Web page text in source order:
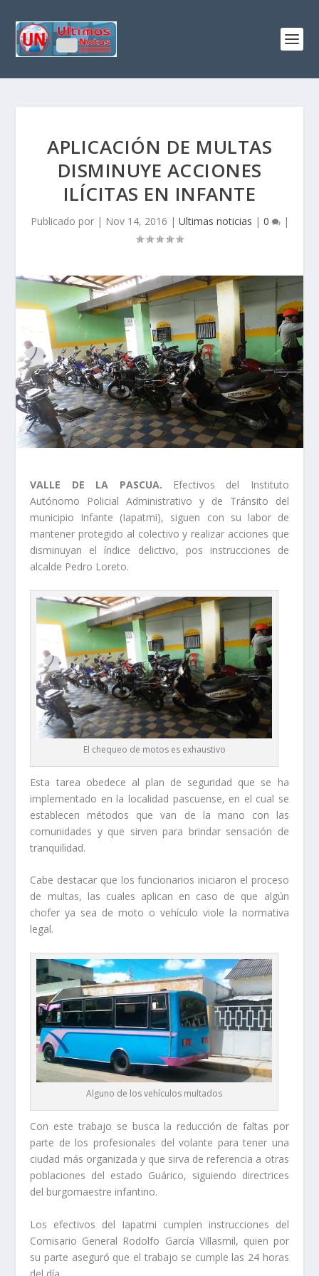
APLICACIÓN DE MULTAS
DISMINUYE ACCIONES
ILÍCITAS EN INFANTE
Publicado por | Nov 14, 2016 | Ultimas noticias | 0 |
VALLE DE LA PASCUA.
Efectivos del Instituto
Autónomo Policial Administrativo y de Tránsito del
municipio Infante (Iapatmi), siguen con su labor de
mantener protegido al colectivo y realizar acciones que
disminuyan el índice delictivo, pos instrucciones de
alcalde Pedro Loreto.
El chequeo de motos es exhaustivo
Esta tarea obedece al plan de seguridad que se ha
implementado en la localidad pascuense, en el cual se
establecen métodos que van de la mano con las
comunidades y que sirven para brindar sensación de
tranquilidad.
Cabe destacar que los funcionarios iniciaron el proceso
de multas, las cuales aplican en caso de que algún
chofer ya sea de moto o vehículo viole la normativa
legal.
Alguno de los vehículos multados
Con este trabajo se busca la reducción de faltas por
parte de los profesionales del volante para tener una
ciudad más organizada y que sirva de referencia a otras
poblaciones del estado Guárico, siguiendo directrices
del burgomaestre infantino.
Los efectivos del Iapatmi cumplen instrucciones del
Comisario General Rodolfo García Villasmil, quien por
su parte aseguró que el trabajo se cumple las 24 horas
del día.